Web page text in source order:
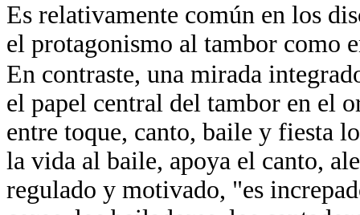
Es relativamente común en los
el protagonismo al tambor como
En contraste, una mirada
el papel central del tambor en el
entre toque, canto, baile y fiesta
la vida al baile, apoya el canto,
regulado y motivado, "es